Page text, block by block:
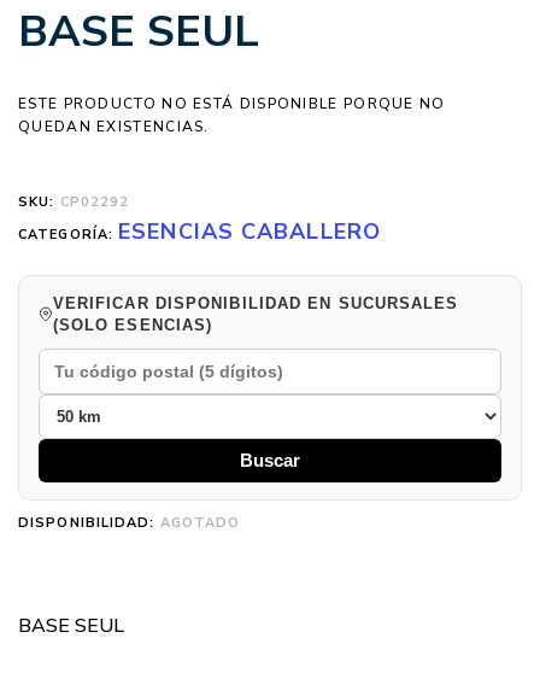
BASE SEUL
ESTE PRODUCTO NO ESTÁ DISPONIBLE PORQUE NO
QUEDAN EXISTENCIAS.
SKU: CP02292
CATEGORÍA: ESENCIAS CABALLERO
VERIFICAR DISPONIBILIDAD EN SUCURSALES
(SOLO ESENCIAS)
Buscar
DISPONIBILIDAD: AGOTADO
BASE SEUL